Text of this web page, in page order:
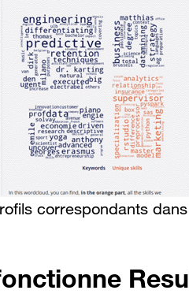
correspondants dans